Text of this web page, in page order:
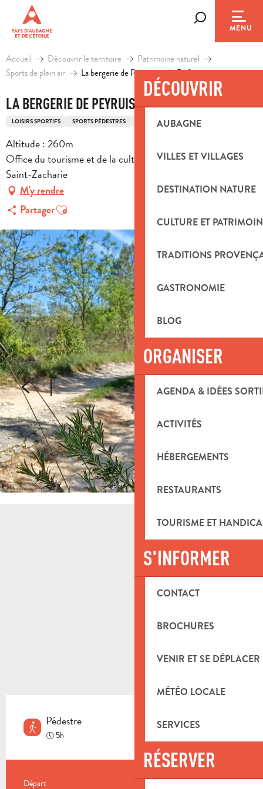
contenu
principal
MENU
DÉCOUVRIR
AUBAGNE
VILLES ET VILLAGES
DESTINATION NATURE
CULTURE ET
TRADITIONS
GASTRONOMIE
BLOG
ORGANISER
AGENDA & IDÉES
ACTIVITÉS
HÉBERGEMENTS
RESTAURANTS
TOURISME ET
S'INFORMER
CONTACT
BROCHURES
VENIR ET SE DÉPLACER
MÉTÉO LOCALE
SERVICES
RÉSERVER
Accueil Découvrir le territoire
Patrimoine naturel
Sports de plein air
La bergerie de Peyruis par le Défens
LA BERGERIE DE PEYRUIS PAR LE DÉFENS
LOISIRS SPORTIFS SPORTS PÉDESTRES ITINÉRAIRE DE RANDONNÉE PÉDESTRE
Altitude : 260m
Office du tourisme et de la culture place Reda Caire, 83640
Saint-Zacharie
M'y rendre
PartagerAjouter aux favoris
Pédestre
5h
Départ